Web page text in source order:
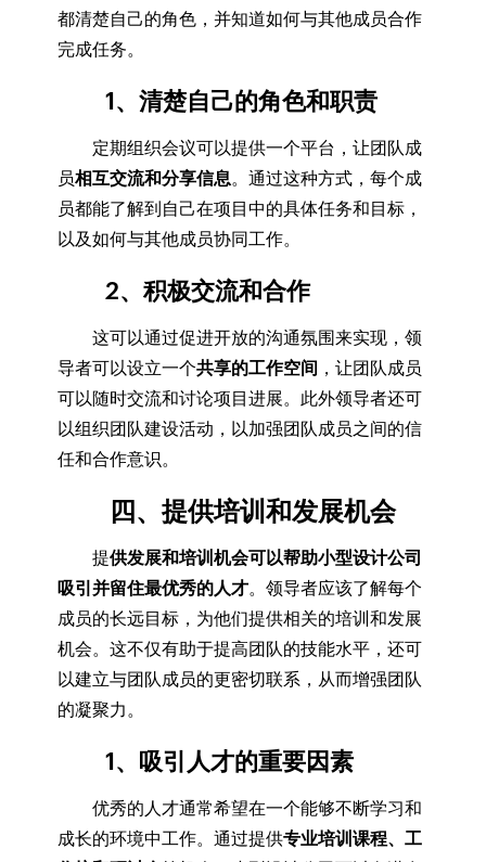
都清楚自己的角色，并知道如何与其他成员合作
完成任务。
1、清楚自己的角色和职责
定期组织会议可以提供一个平台，让团队成
员相互交流和分享信息。通过这种方式，每个成
员都能了解到自己在项目中的具体任务和目标，
以及如何与其他成员协同工作。
2、积极交流和合作
这可以通过促进开放的沟通氛围来实现，领
导者可以设立一个共享的工作空间 ，让团队成员
可以随时交流和讨论项目进展。此外领导者还可
以组织团队建设活动，以加强团队成员之间的信
任和合作意识。
四、提供培训和发展机会
提供发展和培训机会可以帮助小型设计公司
吸引并留住最优秀的人才。领导者应该了解每个
成员的长远目标，为他们提供相关的培训和发展
机会。这不仅有助于提高团队的技能水平，还可
以建立与团队成员的更密切联系，从而增强团队
的凝聚力。
1、吸引人才的重要因素
优秀的人才通常希望在一个能够不断学习和
成长的环境中工作。通过提供专业培训课程、工